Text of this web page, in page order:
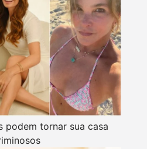
podem tornar sua casa